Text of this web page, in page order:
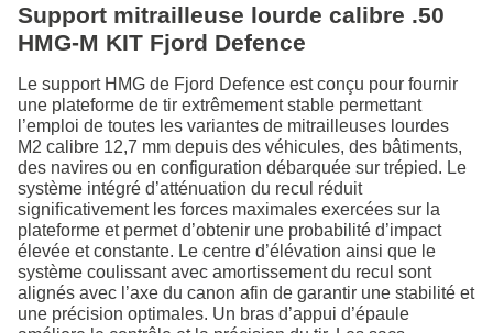
Support mitrailleuse lourde calibre .50
HMG-M KIT Fjord Defence
Le support HMG de Fjord Defence est conçu pour fournir
une plateforme de tir extrêmement stable permettant
l’emploi de toutes les variantes de mitrailleuses lourdes
M2 calibre 12,7 mm depuis des véhicules, des bâtiments,
des navires ou en configuration débarquée sur trépied. Le
système intégré d’atténuation du recul réduit
significativement les forces maximales exercées sur la
plateforme et permet d’obtenir une probabilité d’impact
élevée et constante. Le centre d’élévation ainsi que le
système coulissant avec amortissement du recul sont
alignés avec l’axe du canon afin de garantir une stabilité et
une précision optimales. Un bras d’appui d’épaule